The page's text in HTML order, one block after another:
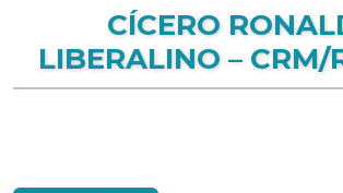
CÍCERO
LIBERALINO – CRM/